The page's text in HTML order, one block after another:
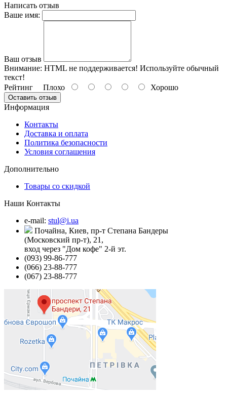
Написать отзыв
Ваше имя:
Ваш отзыв
Внимание: HTML не поддерживается! Используйте обычный
текст!
Рейтинг Плохо Хорошо
Оставить отзыв
Информация
Контакты
Доставка и оплата
Политика безопасности
Условия соглашения
Дополнительно
Товары со скидкой
Наши Контакты
e-mail: stul@i.ua
Почайна, Киев, пр-т Степана Бандеры
(Московский пр-т), 21,
вход через "Дом кофе" 2-й эт.
(093) 99-86-777
(066) 23-88-777
(067) 23-88-777